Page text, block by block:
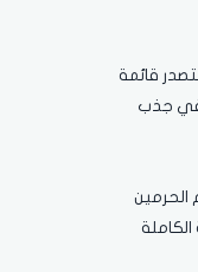
قائمة
في جذب
الكاملة